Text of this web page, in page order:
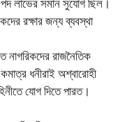
রক্ষার জন্য ব্যবস্থা
নাগরিকদের রাজনৈতিক
ধনীরাই অশ্বারােহী
যােগ দিতে পারত।